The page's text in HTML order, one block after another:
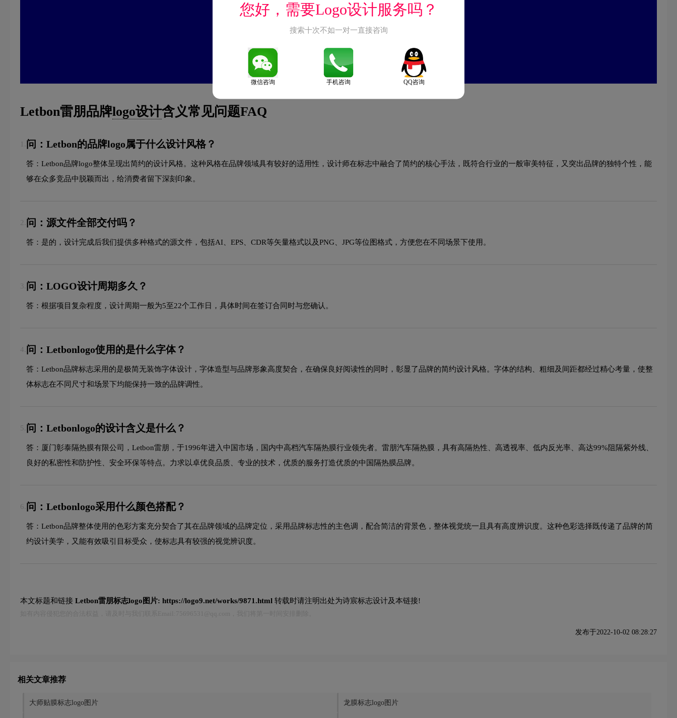
Letbon雷朋品牌logo设计含义常见问题FAQ
问：Letbon的品牌logo属于什么设计风格？
答：Letbon品牌logo整体呈现出简约的设计风格。这种风格在品牌领域具有较好的适用性，设计师在标志中融合了简约的核心手法，既符合行业的一般审美特征，又突出品牌的独特个性，能
够在众多竞品中脱颖而出，给消费者留下深刻印象。
2. 问：源文件全部交付吗？
答：是的，设计完成后我们提供多种格式的源文件，包括AI、EPS、CDR等矢量格式以及PNG、JPG等位图格式，方便您在不同场景下使用。
3. 问：LOGO设计周期多久？
答：根据项目复杂程度，设计周期一般为5至22个工作日，具体时间在签订合同时与您确认。
4. 问：Letbonlogo使用的是什么字体？
答：Letbon品牌标志采用的是极简无装饰字体设计，字体造型与品牌形象高度契合，在确保良好阅读性的同时，彰显了品牌的简约设计风格。字体的结构、粗细及间距都经过精心考量，使整
体标志在不同尺寸和场景下均能保持一致的品牌调性。
5. 问：Letbonlogo的设计含义是什么？
答：厦门彰泰隔热膜有限公司，Letbon雷朋，于1996年进入中国市场，国内中高档汽车隔热膜行业领先者。雷朋汽车隔热膜，具有高隔热性、高透视率、低内反光率、高达99%阻隔紫外线、
良好的私密性和防护性、安全环保等特点。力求以卓优良品质、专业的技术，优质的服务打造优质的中国隔热膜品牌。
6. 问：Letbonlogo采用什么颜色搭配？
答：Letbon品牌整体使用的色彩方案充分契合了其在品牌领域的品牌定位，采用品牌标志性的主色调，配合简洁的背景色，整体视觉统一且具有高度辨识度。这种色彩选择既传递了品牌的简
约设计美学，又能有效吸引目标受众，使标志具有较强的视觉辨识度。
本文标题和链接 Letbon雷朋标志logo图片: https://logo9.net/works/9871.html 转载时请注明出处为诗宸标志设计及本链接!
发布于2022-10-02 08:28:27
相关文章推荐
大师贴膜标志logo图片 龙膜标志logo图片
您好，需要Logo设计服务吗？
搜索十次不如一对一直接咨询
微信咨询 手机咨询 QQ咨询